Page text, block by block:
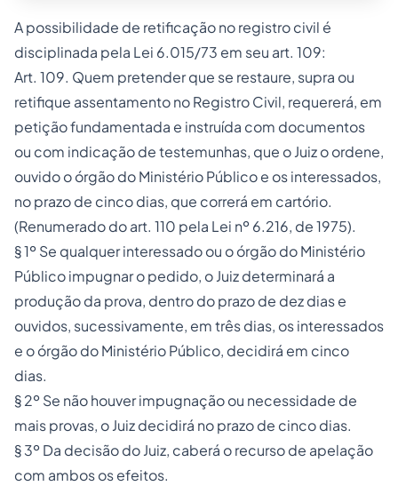
A possibilidade de retificação no registro civil é
disciplinada pela Lei 6.015/73 em seu art. 109:
Art. 109. Quem pretender que se restaure, supra ou
retifique assentamento no Registro Civil, requererá, em
petição fundamentada e instruída com documentos
ou com indicação de testemunhas, que o Juiz o ordene,
ouvido o órgão do Ministério Público e os interessados,
no prazo de cinco dias, que correrá em cartório.
(Renumerado do art. 110 pela Lei nº6.216, de 1975).
§ 1º Se qualquer interessado ou o órgão do Ministério
Público impugnar o pedido, o Juiz determinará a
produção da prova, dentro do prazo de dez dias e
ouvidos, sucessivamente, em três dias, os interessados
e o órgão do Ministério Público, decidirá em cinco
dias.
§ 2º Se não houver impugnação ou necessidade de
mais provas, o Juiz decidirá no prazo de cinco dias.
§ 3º Da decisão do Juiz, caberá o recurso de apelação
com ambos os efeitos.